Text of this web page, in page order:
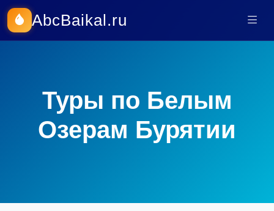
AbcBaikal.ru
Туры по Белым
Озерам Бурятии